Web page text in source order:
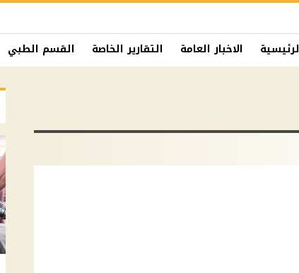
الاخبار العامة التقارير الخاصة القسم الطبي